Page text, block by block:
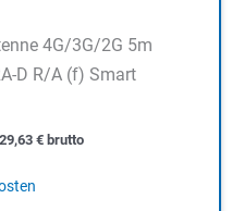
4G/3G/2G 5m
D R/A (f) Smart
29,63 €brutto